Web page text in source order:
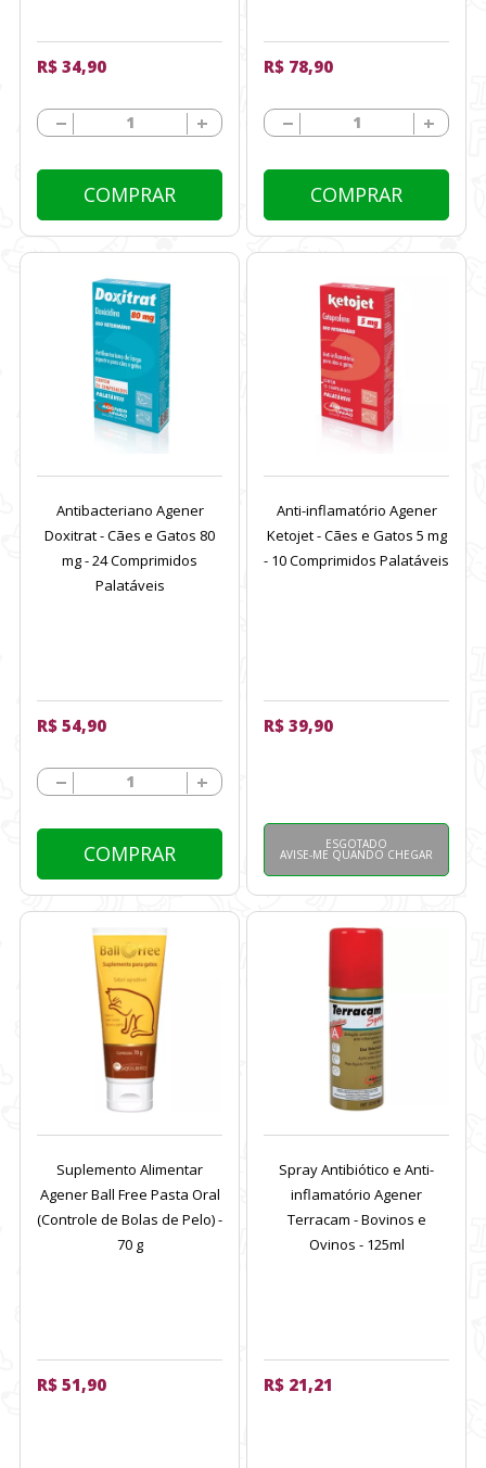
R$ 34,90
COMPRAR
R$ 78,90
COMPRAR
Antibacteriano Agener
Doxitrat - Cães e Gatos 80
mg - 24 Comprimidos
Palatáveis
R$ 54,90
COMPRAR
Anti-inflamatório Agener
Ketojet - Cães e Gatos 5 mg
- 10 Comprimidos Palatáveis
R$ 39,90
ESGOTADO
AVISE-ME QUANDO CHEGAR
Suplemento Alimentar
Agener Ball Free Pasta Oral
(Controle de Bolas de Pelo) -
70 g
R$ 51,90
Spray Antibiótico e Anti-
inflamatório Agener
Terracam - Bovinos e
Ovinos - 125ml
R$ 21,21